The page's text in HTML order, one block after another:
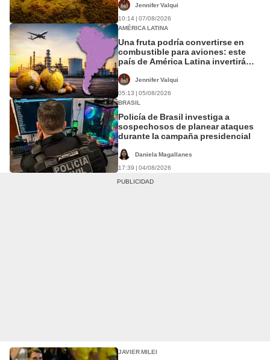
podrían cambiar su historia
Jennifer Valqui
10:14 | 07/08/2026
AMÉRICA LATINA
Una fruta podría convertirse en
combustible para aviones: este
país de América Latina invertirá
Jennifer Valqui
05:13 | 05/08/2026
BRASIL
Policía de Brasil investiga a
sospechosos de planear ataques
durante la campaña presidencial
Daniela Magallanes
17:39 | 04/08/2026
JAVIER MILEI